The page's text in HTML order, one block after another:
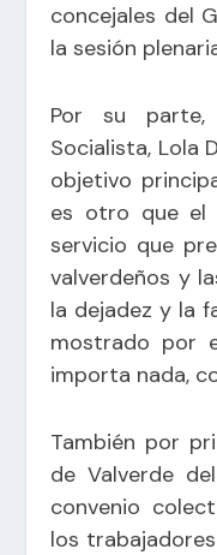
concejales del
la sesión
Por su
Socialista, Lola
objetivo
es otro que el
servicio que
valverdeños y
la dejadez y la
mostrado por
importa nada,
También por
de Valverde
convenio
los